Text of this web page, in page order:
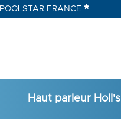
POOLSTAR FRANCE
Haut parleur Holl's